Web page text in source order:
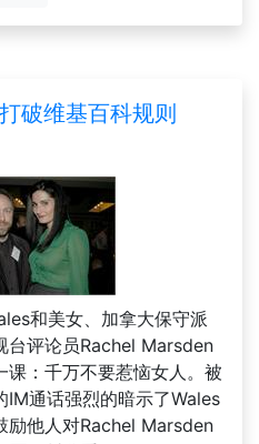
破维基百科规则
和美女、加拿大保守派
台评论员Rachel Marsden
：千万不要惹恼女人。被
IM通话强烈的暗示了Wales
励他人对Rachel Marsden